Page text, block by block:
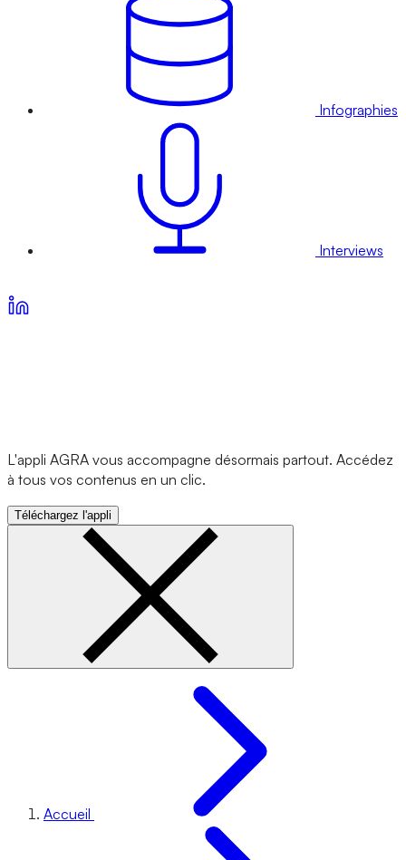
Infographies
Interviews
L'appli AGRA vous accompagne désormais partout. Accédez
à tous vos contenus en un clic.
Téléchargez l'appli
Accueil